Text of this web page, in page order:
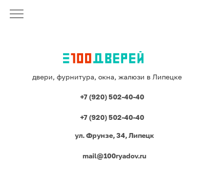
двери, фурнитура, окна, жалюзи в Липецке
+7 (920) 502-40-40
+7 (920) 502-40-40
ул. Фрунзе, 34, Липецк
mail@100ryadov.ru